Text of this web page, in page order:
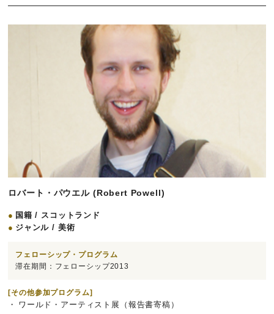
ロバート・パウエル (Robert Powell)
国籍 / スコットランド
ジャンル / 美術
フェローシップ・プログラム
滞在期間：フェローシップ2013
[その他参加プログラム]
ワールド・アーティスト展（報告書寄稿）